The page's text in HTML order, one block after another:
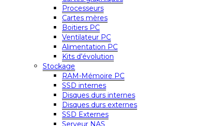
Processeurs
Cartes mères
Boitiers PC
Ventilateur PC
Alimentation PC
Kits d’évolution
Stockage
RAM-Mémoire PC
SSD internes
Disques durs internes
Disques durs externes
SSD Externes
Serveur NAS